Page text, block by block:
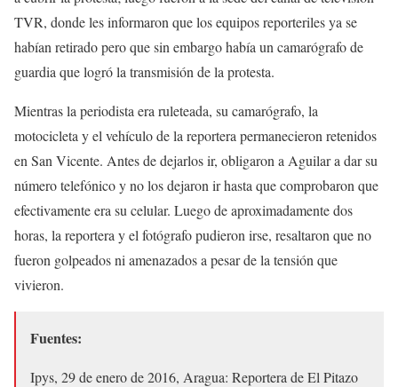
TVR, donde les informaron que los equipos reporteriles ya se
habían retirado pero que sin embargo había un camarógrafo de
guardia que logró la transmisión de la protesta.
Mientras la periodista era ruleteada, su camarógrafo, la
motocicleta y el vehículo de la reportera permanecieron retenidos
en San Vicente. Antes de dejarlos ir, obligaron a Aguilar a dar su
número telefónico y no los dejaron ir hasta que comprobaron que
efectivamente era su celular. Luego de aproximadamente dos
horas, la reportera y el fotógrafo pudieron irse, resaltaron que no
fueron golpeados ni amenazados a pesar de la tensión que
vivieron.
Fuentes:
Ipys, 29 de enero de 2016, Aragua: Reportera de El Pitazo